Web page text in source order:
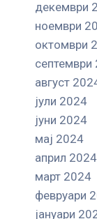
декември
ноември
октомври
септември
август
јули 2024
јуни 2024
мај 2024
април 2024
март 2024
февруари
јануари